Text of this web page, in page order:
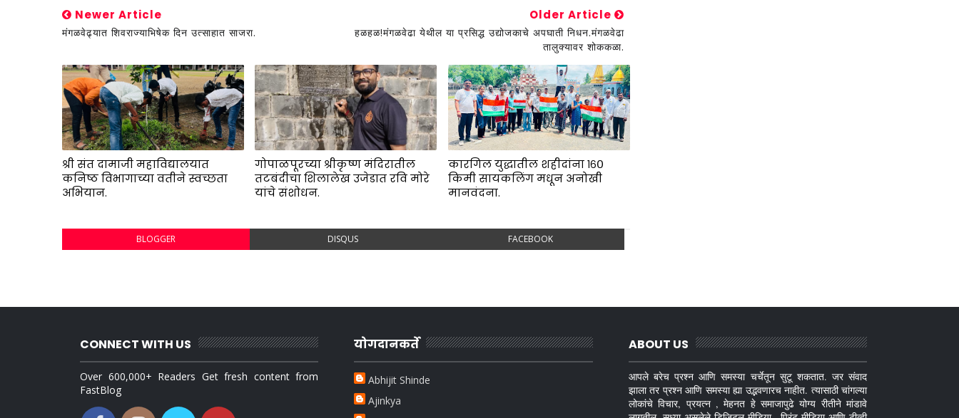
Newer Article
मंगळवेढ्यात शिवराज्याभिषेक दिन उत्साहात साजरा.
Older Article
हळहळ!मंगळवेढा येथील या प्रसिद्ध उद्योजकाचे अपघाती निधन.मंगळवेढा
तालुक्यावर शोककळा.
श्री संत दामाजी महाविद्यालयात
कनिष्ठ विभागाच्या वतीने स्वच्छता
अभियान.
गोपाळपूरच्या श्रीकृष्ण मंदिरातील
तटबंदीचा शिलालेख उजेडात रवि मोरे
यांचे संशोधन.
कारगिल युद्धातील शहीदांना १६०
किमी सायकलिंग मधून अनोखी
मानवंदना.
BLOGGER DISQUS FACEBOOK
CONNECT WITH US
Over 600,000+ Readers Get fresh content from
FastBlog
योगदानकर्ते
Abhijit Shinde
Ajinkya
ABOUT US
आपले बरेच प्रश्न आणि समस्या चर्चेतून सुटू शकतात. जर संवाद
झाला तर प्रश्न आणि समस्या ह्या उद्भवणारच नाहीत. त्यासाठी चांगल्या
लोकांचे विचार, प्रयत्न , मेहनत हे समाजापुढे योग्य रीतीने मांडावे